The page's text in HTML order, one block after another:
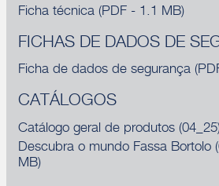
Ficha técnica (PDF - 1.1 MB)
FICHAS DE DADOS DE
Ficha de dados de segurança
CATÁLOGOS
Catálogo geral de produtos
Descubra o mundo Fassa Bortolo
MB)